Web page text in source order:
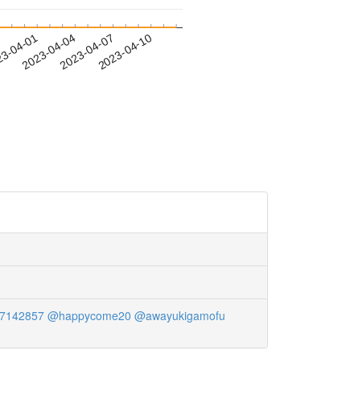
04-01
2023-04-042023-04-072023-04-10
@happycome20 @awayukigamofu